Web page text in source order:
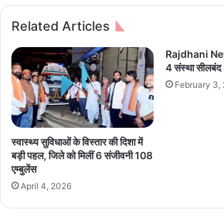
ला
ना
ग्र
स्त
,
1
5
की
त
,
1
घा
Related Articles
स्वास्थ्य सुविधाओं के विस्तार की दिशा में
बड़ी पहल, जिले को मिलीं 6 संजीवनी 108
एम्बुलेंस
April 4, 2026
Rajdhani
4 संस्था सीलबंद
February 3,